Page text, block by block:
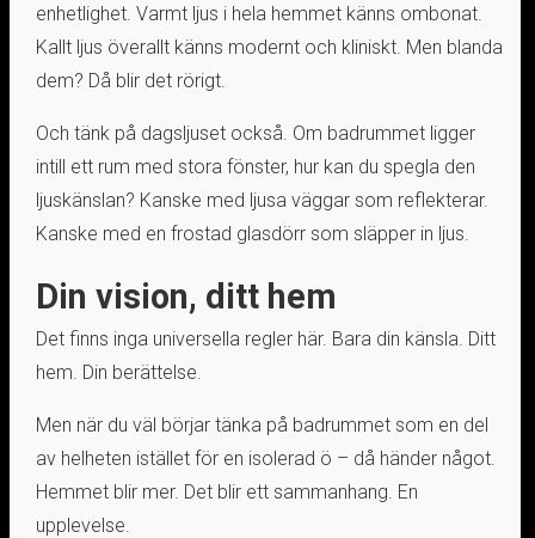
enhetlighet. Varmt ljus i hela hemmet känns ombonat.
Kallt ljus överallt känns modernt och kliniskt. Men blanda
dem? Då blir det rörigt.
Och tänk på dagsljuset också. Om badrummet ligger
intill ett rum med stora fönster, hur kan du spegla den
ljuskänslan? Kanske med ljusa väggar som reflekterar.
Kanske med en frostad glasdörr som släpper in ljus.
Din vision, ditt hem
Det finns inga universella regler här. Bara din känsla. Ditt
hem. Din berättelse.
Men när du väl börjar tänka på badrummet som en del
av helheten istället för en isolerad ö – då händer något.
Hemmet blir mer. Det blir ett sammanhang. En
upplevelse.